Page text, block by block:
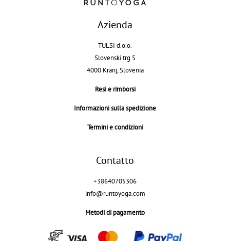
Azienda
TULSI d.o.o.
Slovenski trg 5
4000 Kranj, Slovenia
Resi e rimborsi
Informazioni sulla spedizione
Termini e condizioni
Contatto
+38640705306
info@runtoyoga.com
Metodi di pagamento